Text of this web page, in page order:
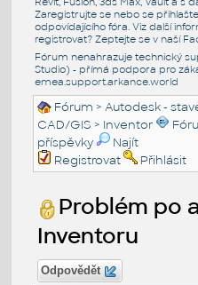
Zaregistrujte se nebo se
odpovídajícího fóra. Viz další
registrovat? Zeptejte se v naší
Fórum nenahrazuje technický
Studio) - přímá podpora pro
emea.support.arkance.world
Fórum >Autodesk -
CAD/GIS > Inventor
příspěvky
Najít
Registrovat
Přihlásit
Problém po
Inventoru
Odpovědět